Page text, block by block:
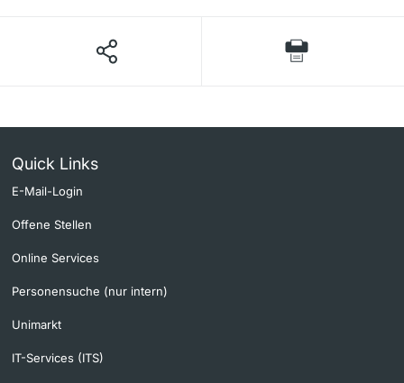
Quick Links
E-Mail-Login
Offene Stellen
Online Services
Personensuche (nur intern)
Unimarkt
IT-Services (ITS)